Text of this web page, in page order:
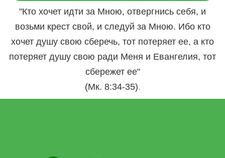
"Кто хочет идти за Мною, отвергнись себя, и
возьми крест свой, и следуй за Мною. Ибо кто
хочет душу свою сберечь, тот потеряет ее, а кто
потеряет душу свою ради Меня и Евангелия, тот
сбережет ее"
(Мк. 8:34-35).